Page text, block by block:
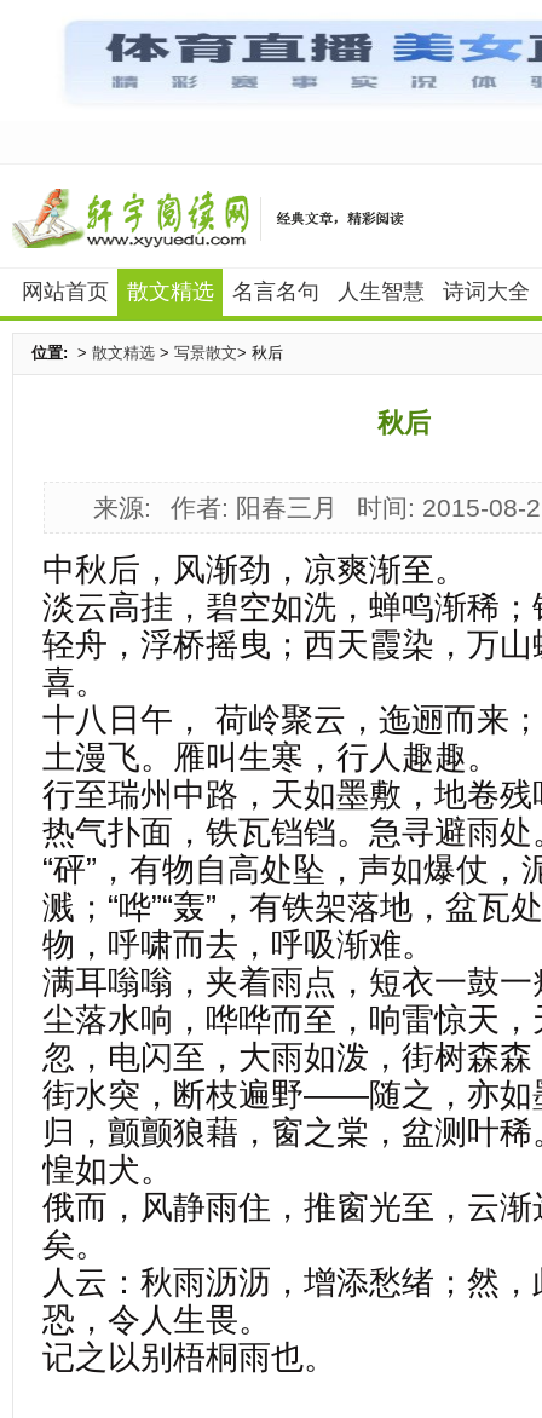
网站首页 散文精选 名言名句 人生智慧 诗词大全
位置: > 散文精选 > 写景散文> 秋后
秋后
来源: 作者: 阳春三月 时间: 2015-08-
中秋后，风渐劲，凉爽渐至。
淡云高挂，碧空如洗，蝉鸣渐稀
轻舟，浮桥摇曳；西天霞染，万
喜。
十八日午， 荷岭聚云，迤逦而来
土漫飞。雁叫生寒，行人趣趣。
行至瑞州中路，天如墨敷，地卷
热气扑面，铁瓦铛铛。急寻避雨处
“砰”，有物自高处坠，声如爆仗，
溅；“哗”“轰”，有铁架落地，盆瓦
物，呼啸而去，呼吸渐难。
满耳嗡嗡，夹着雨点，短衣一鼓
尘落水响，哗哗而至，响雷惊天
忽，电闪至，大雨如泼，街树森
街水突，断枝遍野——随之，亦如
归，颤颤狼藉，窗之棠，盆测叶
惶如犬。
俄而，风静雨住，推窗光至，云
矣。
人云：秋雨沥沥，增添愁绪；然
恐，令人生畏。
记之以别梧桐雨也。